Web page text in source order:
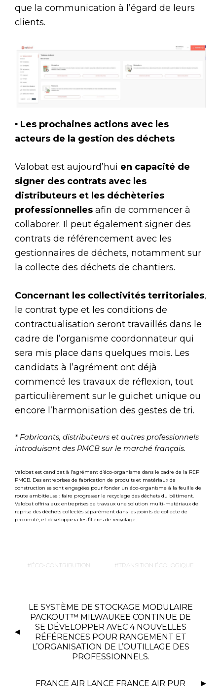
que la communication à l’égard de leurs
clients.
▪ Les prochaines actions avec les
acteurs de la gestion des déchets
Valobat est aujourd’hui en capacité de
signer des contrats avec les
distributeurs et les déchèteries
professionnelles afin de commencer à
collaborer. Il peut également signer des
contrats de référencement avec les
gestionnaires de déchets, notamment sur
la collecte des déchets de chantiers.
Concernant les collectivités territoriales,
le contrat type et les conditions de
contractualisation seront travaillés dans le
cadre de l’organisme coordonnateur qui
sera mis place dans quelques mois. Les
candidats à l’agrément ont déjà
commencé les travaux de réflexion, tout
particulièrement sur le guichet unique ou
encore l’harmonisation des gestes de tri.
* Fabricants, distributeurs et autres professionnels
introduisant des PMCB sur le marché français.
Valobat est candidat à l’agrément d’éco-organisme dans le cadre de la REP
PMCB. Des entreprises de fabrication de produits et matériaux de
construction se sont engagées pour fonder un éco-organisme à la feuille de
route ambitieuse : faire progresser le recyclage des déchets du bâtiment.
Valobat offrira aux entreprises de travaux une solution multi-matériaux de
reprise des déchets collectés séparément dans les points de collecte de
proximité, et développera les filières de recyclage.
ÉCO-CONTRIBUTION TRANSITION ÉCOLOGIQUE
LE SYSTÈME DE STOCKAGE MODULAIRE
PACKOUT™ MILWAUKEE CONTINUE DE
SE DÉVELOPPER AVEC 4 NOUVELLES
RÉFÉRENCES POUR RANGEMENT ET
L’ORGANISATION DE L’OUTILLAGE DES
PROFESSIONNELS.
FRANCE AIR LANCE FRANCE AIR PUR